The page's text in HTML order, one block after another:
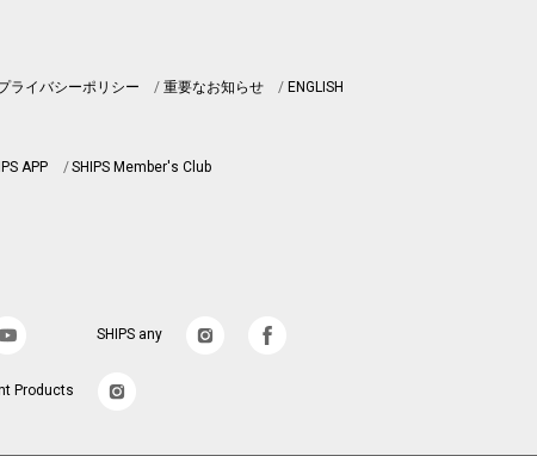
ライバシーポリシー 重要なお知らせ ENGLISH
APP SHIPS Member's Club
SHIPS any
Products